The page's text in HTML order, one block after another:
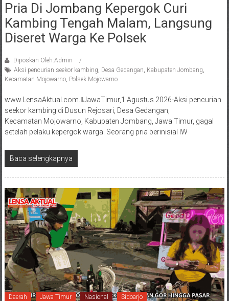
Pria Di Jombang Kepergok Curi
Kambing Tengah Malam, Langsung
Diseret Warga Ke Polsek
Diposkan Oleh:Admin
Aksi pencurian seekor kambing, Desa Gedangan, Kabupaten Jombang,
Kecamatan Mojowarno, Polsek Mojowarno
www.LensaAktual.com.ǁJawaTimur,1 Agustus 2026-Aksi pencurian
seekor kambing di Dusun Rejosari, Desa Gedangan,
Kecamatan Mojowarno, Kabupaten Jombang, Jawa Timur, gagal
setelah pelaku kepergok warga. Seorang pria berinisial IW
Baca selengkapnya
Daerah Jawa Timur Nasional Sidoarjo